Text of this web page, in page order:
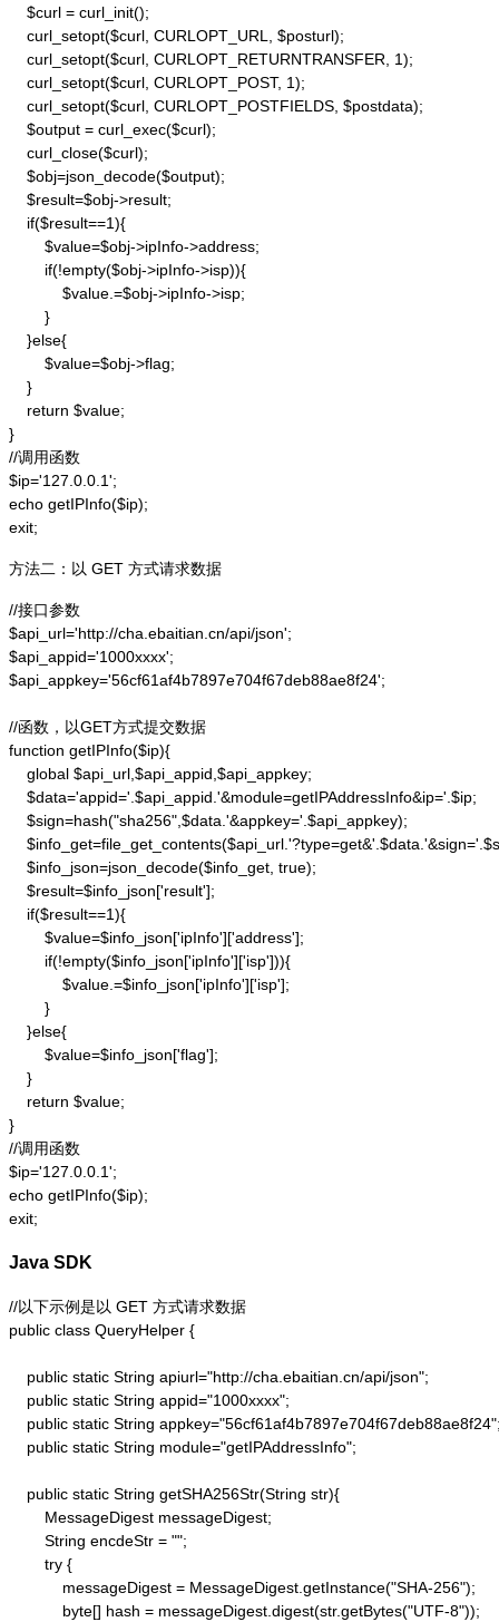
    $curl = curl_init();
    curl_setopt($curl, CURLOPT_URL, $posturl);
    curl_setopt($curl, CURLOPT_RETURNTRANSFER, 1);
    curl_setopt($curl, CURLOPT_POST, 1);
    curl_setopt($curl, CURLOPT_POSTFIELDS, $postdata);
    $output = curl_exec($curl);
    curl_close($curl);
    $obj=json_decode($output);
    $result=$obj->result;
    if($result==1){
        $value=$obj->ipInfo->address;
        if(!empty($obj->ipInfo->isp)){
            $value.=$obj->ipInfo->isp;
        }
    }else{
        $value=$obj->flag;
    }
    return $value;
}
//调用函数
$ip='127.0.0.1';
echo getIPInfo($ip);
exit;
方法二：以 GET 方式请求数据
//接口参数
$api_url='http://cha.ebaitian.cn/api/json';
$api_appid='1000xxxx';
$api_appkey='56cf61af4b7897e704f67deb88ae8f24';
//函数，以GET方式提交数据
function getIPInfo($ip){
    global $api_url,$api_appid,$api_appkey;
    $data='appid='.$api_appid.'&module=getIPAddressInfo&ip='.$ip;
    $sign=hash("sha256",$data.'&appkey='.$api_appkey);
    $info_json=json_decode($info_get, true);
    $result=$info_json['result'];
    if($result==1){
        $value=$info_json['ipInfo']['address'];
        if(!empty($info_json['ipInfo']['isp'])){
            $value.=$info_json['ipInfo']['isp'];
        }
    }else{
        $value=$info_json['flag'];
    }
    return $value;
}
//调用函数
$ip='127.0.0.1';
echo getIPInfo($ip);
exit;
Java SDK
//以下示例是以 GET 方式请求数据
public class QueryHelper {
    public static String apiurl="http://cha.ebaitian.cn/api/json";
    public static String appid="1000xxxx";
public static String
    public static String module="getIPAddressInfo";
    public static String getSHA256Str(String str){
        MessageDigest messageDigest;
        String encdeStr = "";
        try {
            messageDigest = MessageDigest.getInstance("SHA-256");
            byte[] hash = messageDigest.digest(str.getBytes("UTF-8"));